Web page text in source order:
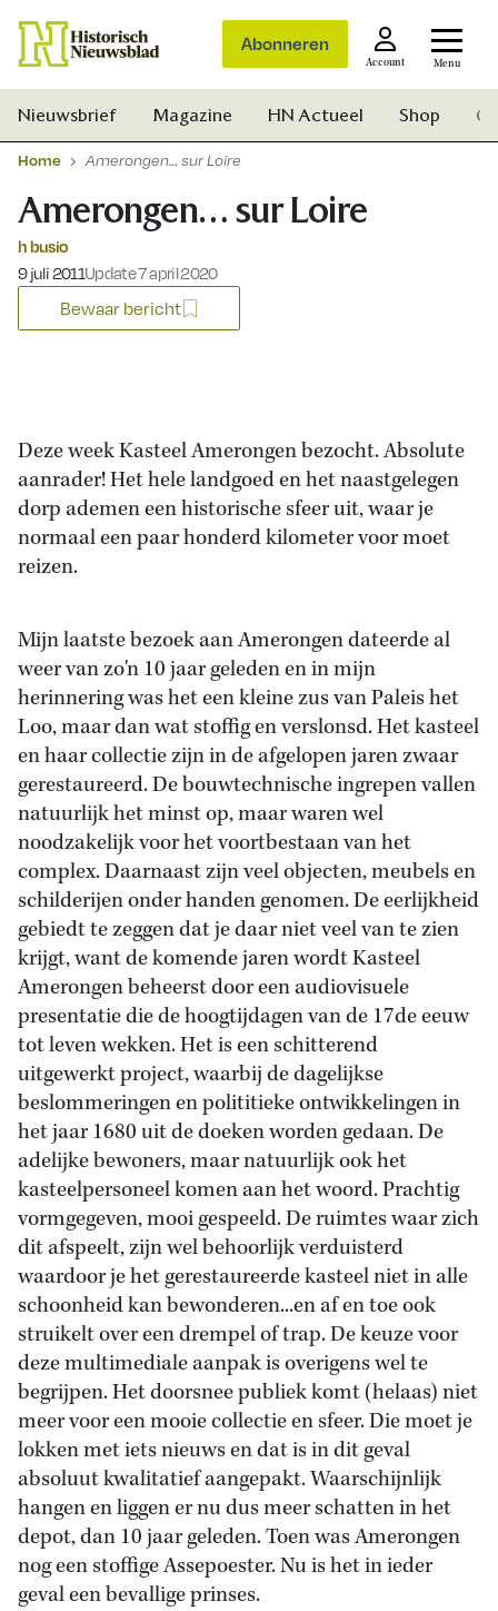
Abonneren
Account Menu
Zoek
Nieuwsbrief Magazine HN Actueel Shop
Home Amerongen… sur Loire
Amerongen… sur Loire
h busio
Gepubliceerd op:
9 juli 2011Update 7 april 2020
Bewaar bericht
Deze week Kasteel Amerongen bezocht. Absolute
aanrader! Het hele landgoed en het naastgelegen
dorp ademen een historische sfeer uit, waar je
normaal een paar honderd kilometer voor moet
reizen.
Mijn laatste bezoek aan Amerongen dateerde al
weer van zo'n 10 jaar geleden en in mijn
herinnering was het een kleine zus van Paleis het
Loo, maar dan wat stoffig en verslonsd. Het kasteel
en haar collectie zijn in de afgelopen jaren zwaar
gerestaureerd. De bouwtechnische ingrepen vallen
natuurlijk het minst op, maar waren wel
noodzakelijk voor het voortbestaan van het
complex. Daarnaast zijn veel objecten, meubels en
schilderijen onder handen genomen. De eerlijkheid
gebiedt te zeggen dat je daar niet veel van te zien
krijgt, want de komende jaren wordt Kasteel
Amerongen beheerst door een audiovisuele
presentatie die de hoogtijdagen van de 17de eeuw
tot leven wekken. Het is een schitterend
uitgewerkt project, waarbij de dagelijkse
beslommeringen en polititieke ontwikkelingen in
het jaar 1680 uit de doeken worden gedaan. De
adelijke bewoners, maar natuurlijk ook het
kasteelpersoneel komen aan het woord. Prachtig
vormgegeven, mooi gespeeld. De ruimtes waar zich
dit afspeelt, zijn wel behoorlijk verduisterd
waardoor je het gerestaureerde kasteel niet in alle
schoonheid kan bewonderen...en af en toe ook
struikelt over een drempel of trap. De keuze voor
deze multimediale aanpak is overigens wel te
begrijpen. Het doorsnee publiek komt (helaas) niet
meer voor een mooie collectie en sfeer. Die moet je
lokken met iets nieuws en dat is in dit geval
absoluut kwalitatief aangepakt. Waarschijnlijk
hangen en liggen er nu dus meer schatten in het
depot, dan 10 jaar geleden. Toen was Amerongen
nog een stoffige Assepoester. Nu is het in ieder
geval een bevallige prinses.